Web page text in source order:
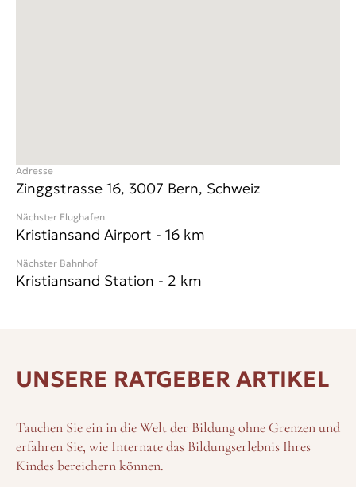
Adresse
Zinggstrasse 16, 3007 Bern, Schweiz
Nächster Flughafen
Kristiansand Airport - 16 km
Nächster Bahnhof
Kristiansand Station - 2 km
UNSERE RATGEBER ARTIKEL
Tauchen Sie ein in die Welt der Bildung ohne Grenzen und
erfahren Sie, wie Internate das Bildungserlebnis Ihres
Kindes bereichern können.